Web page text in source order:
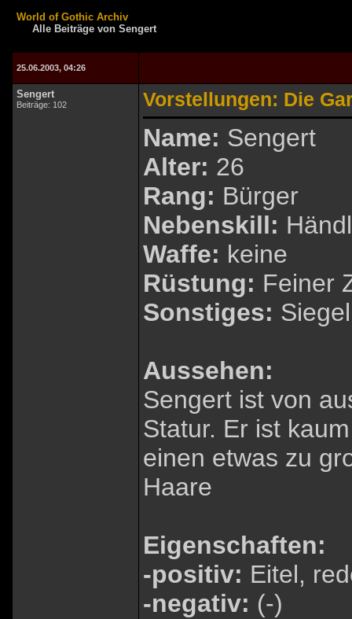
World of Gothic Archiv
Alle Beiträge von Sengert
25.06.2003, 04:26
Sengert
Beiträge: 102 Vorstellungen: Die
Name: Sengert
Alter: 26
Rang: Bürger
Nebenskill:
Waffe: keine
Rüstung: Feiner
Sonstiges:
Aussehen:
Sengert ist von
Statur. Er ist
einen etwas zu
Haare
Eigenschaften:
-positiv: Eitel,
-negativ: (-)